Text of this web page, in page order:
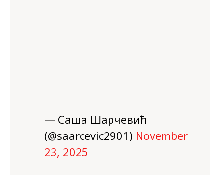
— Саша Шарчевић
(@saarcevic2901) November
23, 2025